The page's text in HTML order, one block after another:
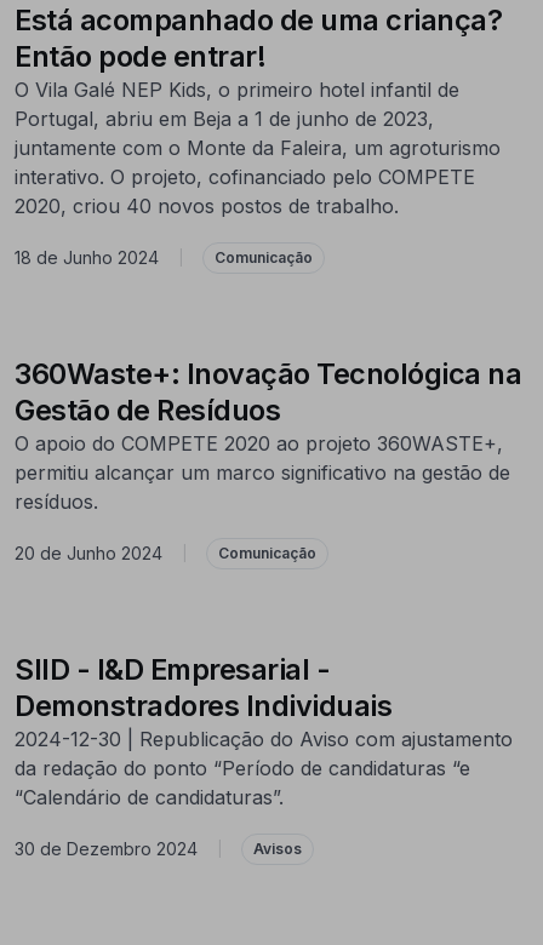
Está acompanhado de uma criança?
Então pode entrar!
O Vila Galé NEP Kids, o primeiro hotel infantil de
Portugal, abriu em Beja a 1 de junho de 2023,
juntamente com o Monte da Faleira, um agroturismo
interativo. O projeto, cofinanciado pelo COMPETE
2020, criou 40 novos postos de trabalho.
18 de Junho 2024 Comunicação
360Waste+: Inovação Tecnológica na
Gestão de Resíduos
O apoio do COMPETE 2020 ao projeto 360WASTE+,
permitiu alcançar um marco significativo na gestão de
resíduos.
20 de Junho 2024 Comunicação
SIID - I&D Empresarial -
Demonstradores Individuais
2024-12-30 | Republicação do Aviso com ajustamento
da redação do ponto “Período de candidaturas “e
“Calendário de candidaturas”.
30 de Dezembro 2024 Avisos